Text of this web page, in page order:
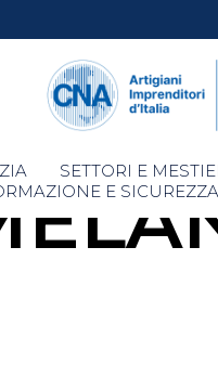
to
SETTORI E
E SICUREZZA